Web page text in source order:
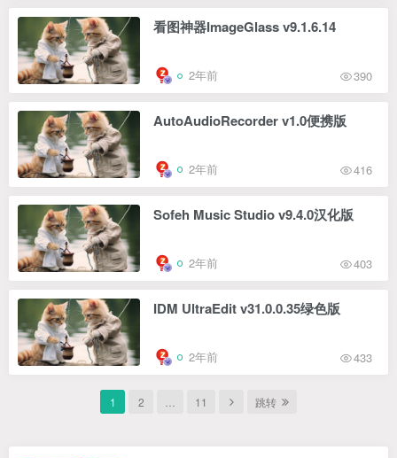
看图神器ImageGlass v9.1.6.14
2年前 390
AutoAudioRecorder v1.0便携版
2年前 416
Sofeh Music Studio v9.4.0汉化版
2年前 403
IDM UltraEdit v31.0.0.35绿色版
2年前 433
1 2 11 跳转